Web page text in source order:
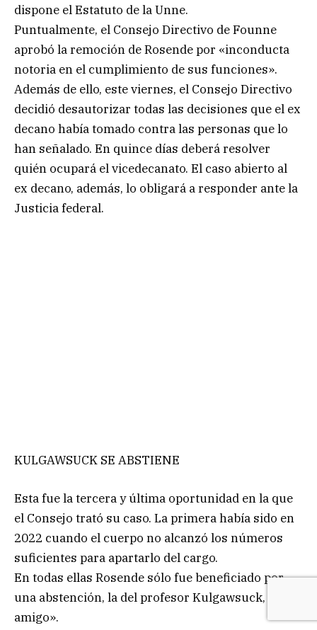
dispone el Estatuto de la Unne.
Puntualmente, el Consejo Directivo de Founne
aprobó la remoción de Rosende por «inconducta
notoria en el cumplimiento de sus funciones».
Además de ello, este viernes, el Consejo Directivo
decidió desautorizar todas las decisiones que el ex
decano había tomado contra las personas que lo
han señalado. En quince días deberá resolver
quién ocupará el vicedecanato. El caso abierto al
ex decano, además, lo obligará a responder ante la
Justicia federal.
KULGAWSUCK SE ABSTIENE
Esta fue la tercera y última oportunidad en la que
el Consejo trató su caso. La primera había sido en
2022 cuando el cuerpo no alcanzó los números
suficientes para apartarlo del cargo.
En todas ellas Rosende sólo fue beneficiado por
una abstención, la del profesor Kulgawsuck, «su
amigo».